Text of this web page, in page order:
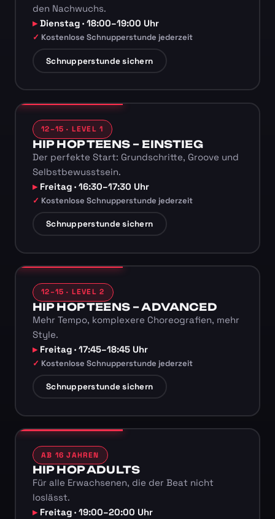
den Nachwuchs.
Dienstag · 18:00–19:00 Uhr
Kostenlose Schnupperstunde jederzeit
Schnupperstunde sichern
12–15 · LEVEL 1
HIP HOP TEENS – EINSTIEG
Der perfekte Start: Grundschritte, Groove und
Selbstbewusstsein.
Freitag · 16:30–17:30 Uhr
Kostenlose Schnupperstunde jederzeit
Schnupperstunde sichern
12–15 · LEVEL 2
HIP HOP TEENS – ADVANCED
Mehr Tempo, komplexere Choreografien, mehr
Style.
Freitag · 17:45–18:45 Uhr
Kostenlose Schnupperstunde jederzeit
Schnupperstunde sichern
AB 16 JAHREN
HIP HOP ADULTS
Für alle Erwachsenen, die der Beat nicht
loslässt.
Freitag · 19:00–20:00 Uhr